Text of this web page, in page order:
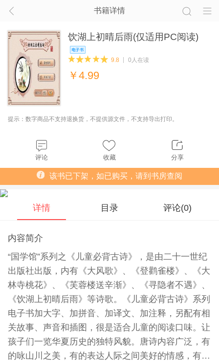
书籍详情
饮湖上初晴后雨(仅适用PC阅读)
9.8 0人在读
￥ 4.99
提示：数字商品不支持退换货，不提供源文件，不支持导出打印。
评论 收藏 分享
该书已下架，如已购买，请到书房查阅
详情 目录 评论(0)
内容简介
“国学馆”系列之《儿童必背古诗》，是由二十一世纪
出版社出版，内有《大风歌》、《登鹳雀楼》、《大
林寺桃花》、《芙蓉楼送辛渐》、《寻隐者不遇》、
《饮湖上初晴后雨》等诗歌。《儿童必背古诗》系列
电子书加大字、加拼音、加译文、加注释，另配有相
关故事、声音和插图，很是适合儿童的阅读口味。让
孩子们一览华夏历史的独特风貌。唐诗内容广泛，有
的咏山川之美，有的表达人际之间美好的情感，有的